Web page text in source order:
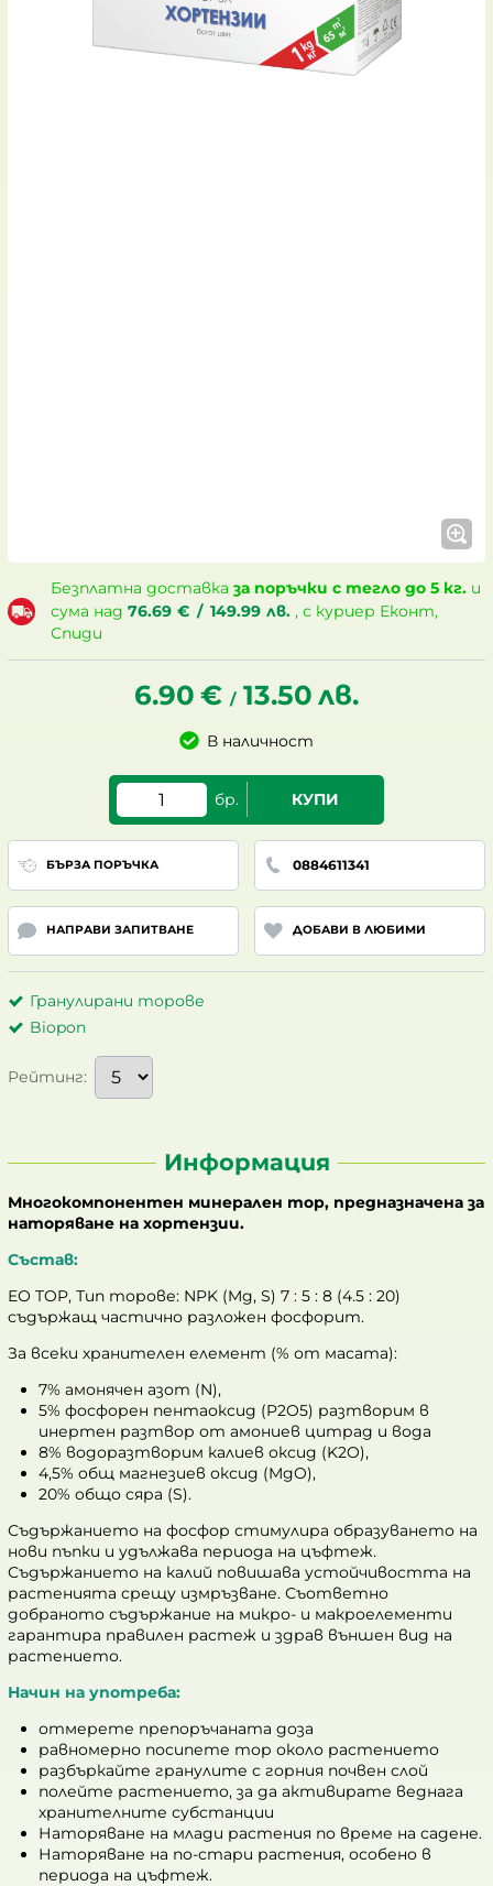
Безплатна доставка за поръчки с тегло до 5 кг. и
сума над 76.69 € / 149.99 лв., с куриер Еконт,
Спиди
6.90 € / 13.50 лв.
В наличност
бр. КУПИ
БЪРЗА ПОРЪЧКА 0884611341
НАПРАВИ ЗАПИТВАНЕ ДОБАВИ В ЛЮБИМИ
Гранулирани торове
Biopon
Рейтинг:
Информация
Многокомпонентен минерален тор, предназначена за
наторяване на хортензии.
Състав:
ЕО TOP, Тип торове: NPK (Mg, S) 7 : 5 : 8 (4.5 : 20)
съдържащ частично разложен фосфорит.
За всеки хранителен елемент (% от масата):
7% aмонячен азот (N),
5% фосфорен пентаоксид (P2O5) разтворим в
инертен разтвор от амониев цитрад и вода
8% водоразтворим калиев оксид (K2O),
4,5% oбщ магнезиев оксид (MgO),
20% oбщо сяра (S).
Съдържанието на фосфор стимулира образуването на
нови пъпки и удължава периода на цъфтеж.
Съдържанието на калий повишава устойчивостта на
растенията срещу измръзване. Съответно
добраното съдържание на микро- и макроелементи
гарантира правилен растеж и здрав външен вид на
растението.
Начин на употреба:
отмерете препоръчаната доза
равномерно посипете тор около растението
разбъркайте гранулите с горния почвен слой
полейте растението, за да активирате веднага
хранителните субстанции
Наторяване на млади растения по време на садене.
Наторяване на по-стари растения, особено в
периода на цъфтеж.